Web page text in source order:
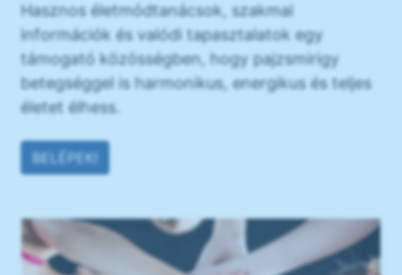
Hasznos életmódtanácsok, szakmai
információk és valódi tapasztalatok egy
támogató közösségben, hogy pajzsmirigy
betegséggel is harmonikus, energikus és teljes
életet élhess.
BELÉPEK!